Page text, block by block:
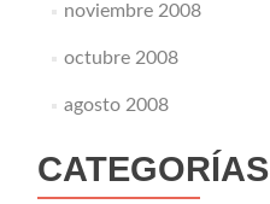
noviembre 2008
octubre 2008
agosto 2008
CATEGORÍAS